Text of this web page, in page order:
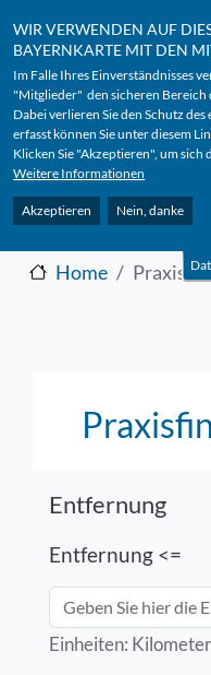
WIR VERWENDEN AUF
BAYERNKARTE MIT DEN
Im Falle Ihres Einverständnisses
"Mitglieder" den sicheren Bereich
Dabei verlieren Sie den Schutz
erfasst können Sie unter diesem
Klicken Sie "Akzeptieren", um
Weitere Informationen
Akzeptieren Nein, danke
Anmelden
b
Ein
Home
Entfernung
Entfernung <=
Einheiten: Kilometer